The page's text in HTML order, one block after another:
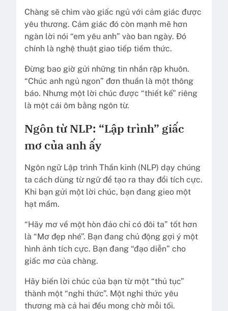
Chàng sẽ chìm vào giấc ngủ với cảm giác được
yêu thương. Cảm giác đó còn mạnh mẽ hơn
ngàn lời nói “em yêu anh” vào ban ngày. Đó
chính là nghệ thuật giao tiếp tiềm thức.
Đừng bao giờ gửi những tin nhắn rập khuôn.
“Chúc anh ngủ ngon” đơn thuần là một thông
báo. Nhưng một lời chúc được “thiết kế” riêng
là một cái ôm bằng ngôn từ.
Ngôn từ NLP: “Lập trình” giấc
mơ của anh ấy
Ngôn ngữ Lập trình Thần kinh (NLP) dạy chúng
ta cách dùng từ ngữ để tạo ra thay đổi tích cực.
Khi bạn gửi một lời chúc, bạn đang gieo một
hạt mầm.
“Hãy mơ về một hòn đảo chỉ có đôi ta” tốt hơn
là “Mơ đẹp nhé”. Bạn đang chủ động gợi ý một
hình ảnh tích cực. Bạn đang “đạo diễn” cho
giấc mơ của chàng.
Hãy biến lời chúc của bạn từ một “thủ tục”
thành một “nghi thức”. Một nghi thức yêu
thương mà cả hai đều mong chờ mỗi tối.